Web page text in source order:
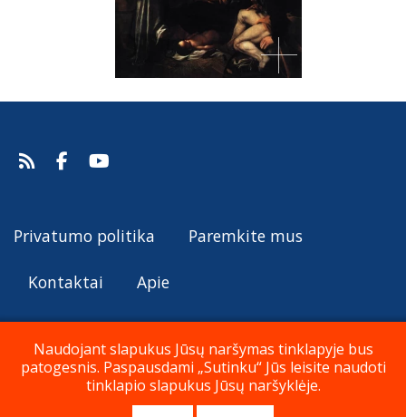
Privatumo politika Paremkite mus
Kontaktai Apie
© Katalikų Tradicija 2019 - 2026
Naudojant slapukus Jūsų naršymas tinklapyje bus
patogesnis. Paspausdami „Sutinku“ Jūs leisite naudoti
tinklapio slapukus Jūsų naršyklėje.